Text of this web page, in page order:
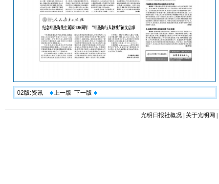
02版:资讯 上一版 下一版
光明日报社概况 关于光明网